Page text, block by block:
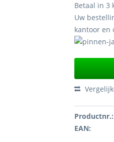
Betaal in 3
Uw
kantoor en
Productnr.:
EAN: